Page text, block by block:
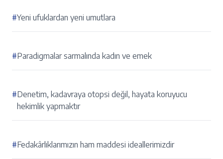
#Yeni ufuklardan yeni umutlara
#Paradigmalar sarmalında kadın ve emek
#Denetim, kadavraya otopsi değil, hayata koruyucu
hekimlik yapmaktır
#Fedakârlıklarımızın ham maddesi ideallerimizdir